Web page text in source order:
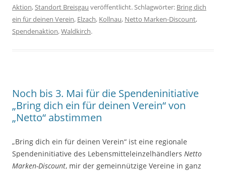
Aktion,Standort Breisgau veröffentlicht. Schlagwörter: Bring dich
ein für deinen Verein, Elzach, Kollnau, Netto Marken-Discount,
Spendenaktion,Waldkirch.
Noch bis 3. Mai für die Spendeninitiative
„Bring dich ein für deinen Verein“ von
„Netto“ abstimmen
„Bring dich ein für deinen Verein“ ist eine regionale
Spendeninitiative des Lebensmitteleinzelhändlers Netto
Marken-Discount, mir der gemeinnützige Vereine in ganz